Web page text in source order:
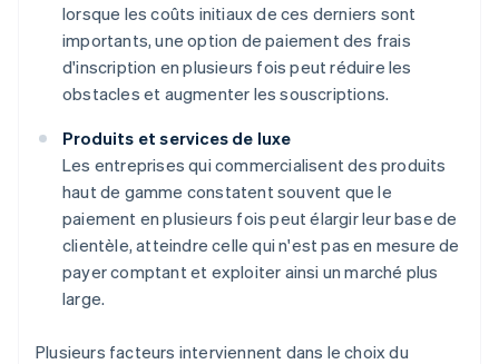
lorsque les coûts initiaux de ces derniers sont
importants, une option de paiement des frais
d'inscription en plusieurs fois peut réduire les
obstacles et augmenter les souscriptions.
Produits et services de luxe
Les entreprises qui commercialisent des produits
haut de gamme constatent souvent que le
paiement en plusieurs fois peut élargir leur base de
clientèle, atteindre celle qui n'est pas en mesure de
payer comptant et exploiter ainsi un marché plus
large.
Plusieurs facteurs interviennent dans le choix du